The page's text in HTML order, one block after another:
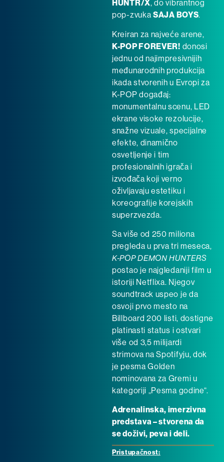
HUNTR/X, do vibrantnog
pop-zvuka SAJA BOYS.
Kreiran za najveće arene,
K-POP FOREVER! donosi
jednu od najimpresivnijih
međunarodnih produkcija
ikada stvorenih u Evropi za
K-POP događaj:
monumentalnu scenu, LED
ekrane visoke rezolucije,
snažne vizuale, specijalne
efekte, dinamično
osvetljenje i tim
profesionalnih igrača i
izvođača koji verno
oživljavaju estetiku i
koreografije korejskih
superzvezda.
Sa više od 250 miliona
pregleda u prva tri meseca,
K-POP DEMON HUNTERS
postao je najgledaniji film u
istoriji Netflixa. Njegov
soundtrack uspeo je da
osvoji prvo mesto na
Billboard 200 listi, dostigne
platinasti status i ostvari
više od 3,5 milijardi
strimova na Spotifyju, dok
je pesma Golden
nominovana za Gremi u
kategoriji „Pesma godine“.
Adrenalinska, imerzivna
predstava – stvorena da
se doživi, peva i deli.
Pristupačnost: